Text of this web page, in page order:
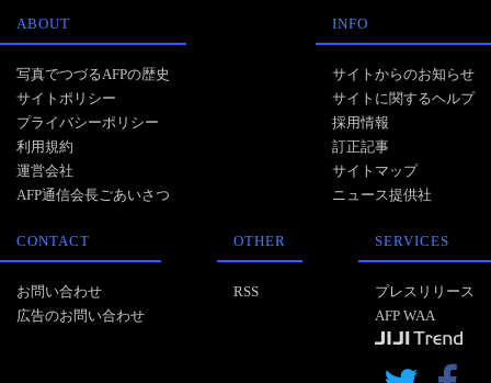
ABOUT
写真でつづるAFPの歴史
サイトポリシー
プライバシーポリシー
利用規約
運営会社
AFP通信会長ごあいさつ
INFO
サイトからのお知らせ
サイトに関するヘルプ
採用情報
訂正記事
サイトマップ
ニュース提供社
CONTACT
お問い合わせ
広告のお問い合わせ
OTHER
RSS
SERVICES
プレスリリース
AFP WAA